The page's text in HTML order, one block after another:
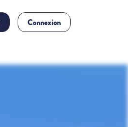
Connexion